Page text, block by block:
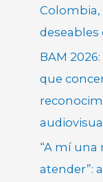
Colombia,
deseables
BAM
que
“A mí una
atender”: